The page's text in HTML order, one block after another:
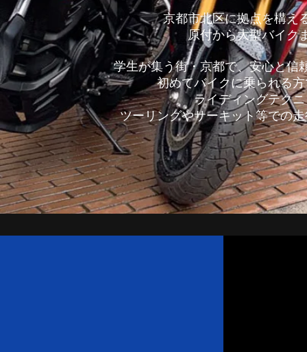
京都市北区に拠点を構え
原付から大型バイク
学生が集う街・京都で、安心と信
初めてバイクに乗られる
ライディングテク
ツーリングやサーキット等での